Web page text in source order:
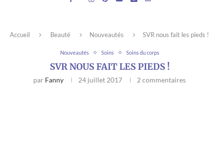
Accueil Beauté Nouveautés SVR nous fait les pieds !
Nouveautés Soins Soins du corps
SVR NOUS FAIT LES PIEDS !
par Fanny 24 juillet 2017 2 commentaires